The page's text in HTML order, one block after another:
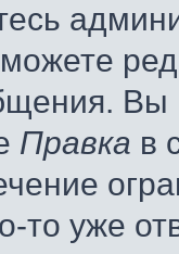
Вы
Правка в
то уже